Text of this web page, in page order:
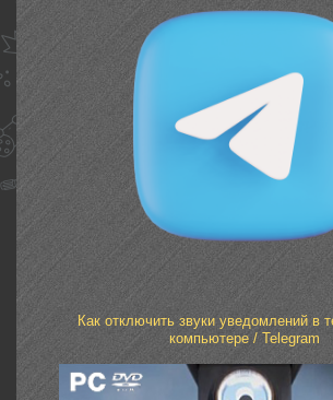
Как отключить звуки уведомлений в
компьютере / Telegram